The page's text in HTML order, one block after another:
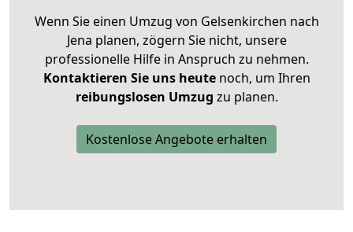
Wenn Sie einen Umzug von Gelsenkirchen nach
Jena planen, zögern Sie nicht, unsere
professionelle Hilfe in Anspruch zu nehmen.
Kontaktieren Sie uns heutenoch, um Ihren
reibungslosen Umzug zu planen.
Kostenlose Angebote erhalten